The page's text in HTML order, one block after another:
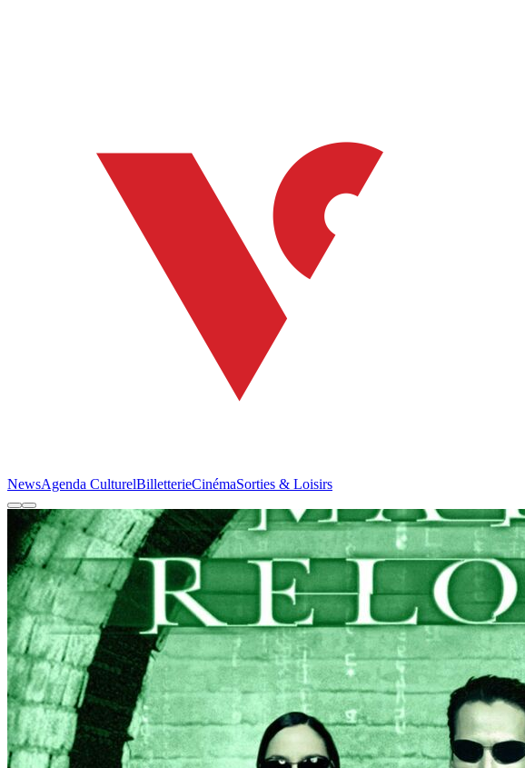
NewsAgenda CulturelBilletterieCinémaSorties & Loisirs